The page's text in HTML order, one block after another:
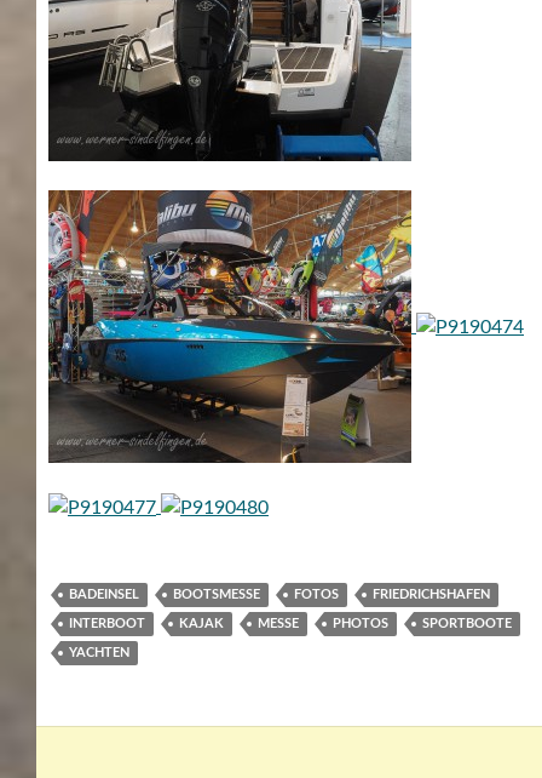
BADEINSEL BOOTSMESSE FOTOS FRIEDRICHSHAFEN
INTERBOOT KAJAK MESSE PHOTOS SPORTBOOTE
YACHTEN